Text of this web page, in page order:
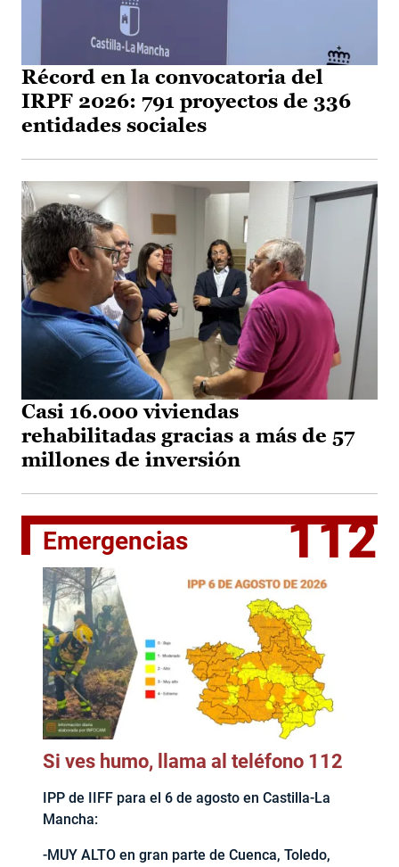
Récord en la convocatoria del
IRPF 2026: 791 proyectos de 336
entidades sociales
Casi 16.000 viviendas
rehabilitadas gracias a más de 57
millones de inversión
Emergencias 112
Si ves humo, llama al teléfono 112
IPP de IIFF para el 6 de agosto en Castilla-La
Mancha:
-MUY ALTO en gran parte de Cuenca, Toledo,